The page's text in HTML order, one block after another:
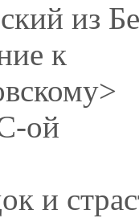
из
к
ой
и